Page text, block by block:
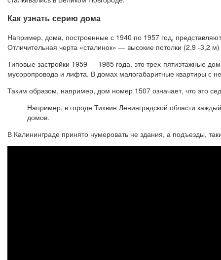
Как узнать серию дома
Например, дома, построенные с 1940 по 1957 год,
Отличительная черта «сталинок» — высокие потолки (2,9 -3,2
Типовые застройки 1959 — 1985 года, это трех-пятиэтажные
мусоропровода и лифта. В домах малогабаритные квартиры с
Таким образом, например, дом номер 1507 означает, что это
Например, в городе Тихвин Ленинградской области
домов.
В Калининграде принято нумеровать не здания, а подъезды,